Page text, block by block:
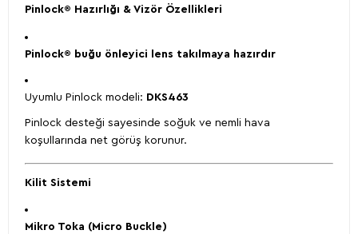
Pinlock® Hazırlığı & Vizör Özellikleri
Pinlock® buğu önleyici lens takılmaya hazırdır
Uyumlu Pinlock modeli: DKS463
Pinlock desteği sayesinde soğuk ve nemli hava
koşullarında net görüş korunur.
Kilit Sistemi
Mikro Toka (Micro Buckle)